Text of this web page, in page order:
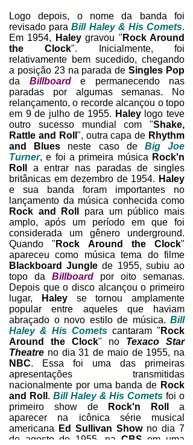
Logo depois, o nome da banda foi
revisado paraBill Haley & His Comets.
Em 1954,
Haleygravou " Rock Around
the Clock". Inicialmente, foi
relativamente bem sucedido, chegando
a posição 23 na parada deSingles Pop
da Billboarde permanecendo nas
paradas por algumas semanas. No
relançamento, o recorde alcançou o topo
em 9 de julho de 1955. Haleylogo teve
outro sucesso mundial com "Shake,
Rattle and Roll ", outra capa de Rhythm
and Blues neste caso de Big Joe
Turner, e foi a primeira música Rock'n
Roll
a entrar nas paradas de singles
britânicas em dezembro de 1954. Haley
e sua banda foram importantes no
lançamento da música conhecida como
Rock and Roll
para um público mais
amplo, após um período em que foi
considerada um gênero underground.
Quando " Rock Around the Clock"
apareceu como música tema do filme
Blackboard Jungle de 1955, subiu ao
topo da Billboard por oito semanas.
Depois que o disco alcançou o primeiro
lugar,
Haleyse tornou amplamente
popular entre aqueles que haviam
abraçado o novo estilo de música. Bill
Haley & His Comets cantaram " Rock
Around the Clock" no Texaco Star
Theatre no dia 31 de maio de 1955, na
NBC. Essa foi uma das primeiras
apresentações transmitidas
nacionalmente por uma banda de Rock
and Roll . Bill Haley & His Comets foi o
primeiro show de
Rock'n Roll
a
aparecer na icônica série musical
americana
Ed Sullivan Showno dia 7
de agosto de 1955, na CBS em uma